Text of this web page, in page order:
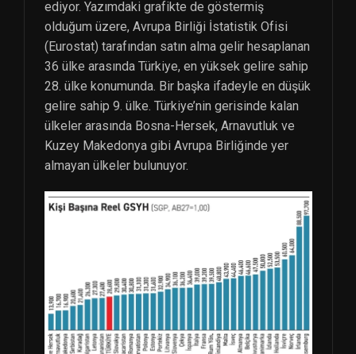
ediyor. Yazımdaki grafikte de göstermiş
olduğum üzere, Avrupa Birliği İstatistik Ofisi
(Eurostat) tarafından satın alma gelir hesaplanan
36 ülke arasında Türkiye, en yüksek gelire sahip
28. ülke konumunda. Bir başka ifadeyle en düşük
gelire sahip 9. ülke. Türkiye’nin gerisinde kalan
ülkeler arasında Bosna-Hersek, Arnavutluk ve
Kuzey Makedonya gibi Avrupa Birliğinde yer
almayan ülkeler bulunuyor.